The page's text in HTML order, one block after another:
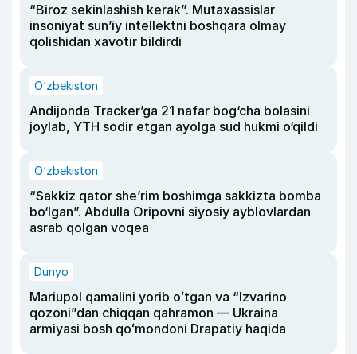
“Biroz sekinlashish kerak”. Mutaxassislar
insoniyat sun’iy intellektni boshqara olmay
qolishidan xavotir bildirdi
O‘zbekiston
Andijonda Tracker’ga 21 nafar bog‘cha bolasini
joylab, YTH sodir etgan ayolga sud hukmi o‘qildi
O‘zbekiston
“Sakkiz qator she’rim boshimga sakkizta bomba
bo‘lgan”. Abdulla Oripovni siyosiy ayblovlardan
asrab qolgan voqea
Dunyo
Mariupol qamalini yorib oʻtgan va “Izvarino
qozoni”dan chiqqan qahramon — Ukraina
armiyasi bosh qoʻmondoni Drapatiy haqida